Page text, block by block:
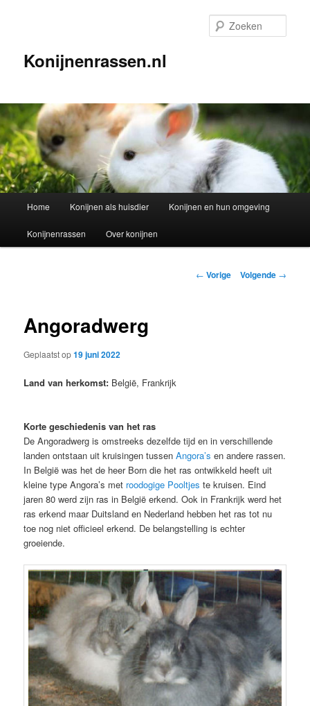
inhoudKonijnenrassen.nl
Home Konijnen als huisdier Konijnen en hun omgeving
Konijnenrassen Over konijnen
Berichtnavigatie
← Vorige Volgende →
Angoradwerg
Geplaatst op19 juni 2022
Land van herkomst: België, Frankrijk
Korte geschiedenis van het ras
De Angoradwerg is omstreeks dezelfde tijd en in verschillende
landen ontstaan uit kruisingen tussenAngora’s en andere rassen.
In België was het de heer Born die het ras ontwikkeld heeft uit
kleine type Angora’s met roodogige Pooltjes te kruisen. Eind
jaren 80 werd zijn ras in België erkend. Ook in Frankrijk werd het
ras erkend maar Duitsland en Nederland hebben het ras tot nu
toe nog niet officieel erkend. De belangstelling is echter
groeiende.